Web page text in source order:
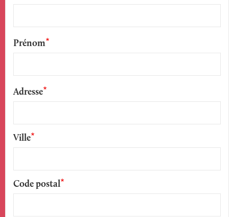
Prénom
Adresse
Ville
Code postal